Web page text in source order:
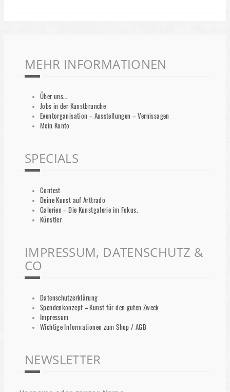
MEHR INFORMATIONEN
Über uns…
Jobs in der Kunstbranche
Eventorganisation – Ausstellungen – Vernissagen
Mein Konto
SPECIALS
Contest
Deine Kunst auf Arttrado
Galerien – Die Kunstgalerie im Fokus.
Künstler
IMPRESSUM, DATENSCHUTZ &
CO
Datenschutzerklärung
Spendenkonzept – Kunst für den guten Zweck
Impressum
Wichtige Informationen zum Shop / AGB
NEWSLETTER